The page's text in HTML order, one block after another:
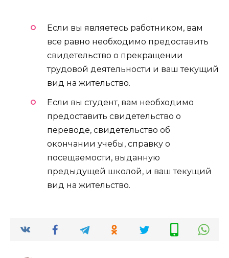
Если вы являетесь работником, вам
все равно необходимо предоставить
свидетельство о прекращении
трудовой деятельности и ваш текущий
вид на жительство.
Если вы студент, вам необходимо
предоставить свидетельство о
переводе, свидетельство об
окончании учебы, справку о
посещаемости, выданную
предыдущей школой, и ваш текущий
вид на жительство.